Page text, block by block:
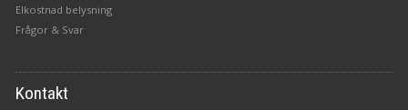
Elkostnad belysning
Frågor & Svar
Kontakt